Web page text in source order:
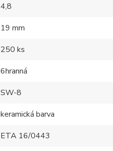
4,8
19 mm
250 ks
6hranná
SW-8
keramická barva
ETA 16/0443